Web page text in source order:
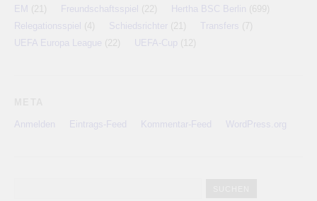
EM (21) Freundschaftsspiel (22) Hertha BSC Berlin (699)
Relegationsspiel (4) Schiedsrichter (21) Transfers (7)
UEFA Europa League (22) UEFA-Cup (12)
Anmelden Eintrags-Feed Kommentar-Feed WordPress.org